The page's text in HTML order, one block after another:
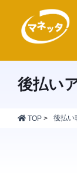
後払い
TOP> 後払い